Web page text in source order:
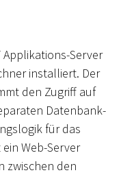
Applikations-Server
installiert. Der
den Zugriff auf
Datenbank-
für das
Web-Server
zwischen den